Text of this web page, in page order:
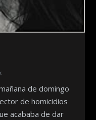
de domingo
de homicidios
acababa de dar